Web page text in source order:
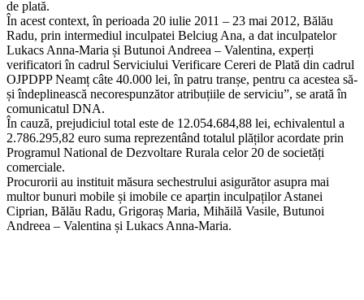
de plată.
În acest context, în perioada 20 iulie 2011 – 23 mai 2012, Bălău
Radu, prin intermediul inculpatei Belciug Ana, a dat inculpatelor
Lukacs Anna-Maria și Butunoi Andreea – Valentina, experți
verificatori în cadrul Serviciului Verificare Cereri de Plată din cadrul
OJPDPP Neamț câte 40.000 lei, în patru tranșe, pentru ca acestea să-
și îndeplinească necorespunzător atribuțiile de serviciu”, se arată în
comunicatul DNA.
În cauză, prejudiciul total este de 12.054.684,88 lei, echivalentul a
2.786.295,82 euro suma reprezentând totalul plăților acordate prin
Programul National de Dezvoltare Rurala celor 20 de societăți
comerciale.
Procurorii au instituit măsura sechestrului asigurător asupra mai
multor bunuri mobile și imobile ce aparțin inculpaților Astanei
Ciprian, Bălău Radu, Grigoraș Maria, Mihăilă Vasile, Butunoi
Andreea – Valentina și Lukacs Anna-Maria.